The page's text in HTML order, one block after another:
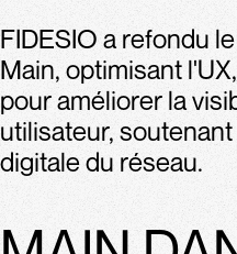
FIDESIO a refondu
Main, optimisant
pour améliorer la
utilisateur,
digitale du réseau.